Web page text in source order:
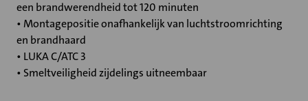
een brandwerendheid tot 120 minuten
• Montagepositie onafhankelijk van luchtstroomrichting
en brandhaard
• LUKA C/ATC 3
• Smeltveiligheid zijdelings uitneembaar